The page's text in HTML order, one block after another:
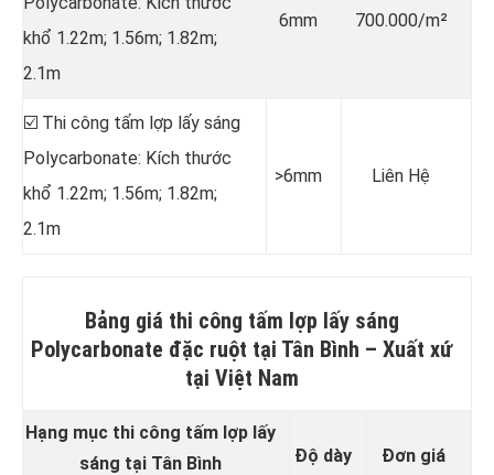
khổ 1.22m; 1.56m; 1.82m;
2.1m
6mm 700.000/m²
☑️ Thi công tấm lợp lấy sáng
Polycarbonate: Kích thước
khổ 1.22m; 1.56m; 1.82m;
2.1m
>6mm Liên Hệ
Bảng giá thi công tấm lợp lấy sáng
Polycarbonate đặc ruột tại Tân Bình – Xuất xứ
tại Việt Nam
Hạng mục thi công tấm lợp lấy
sáng tại Tân Bình
Độ dày Đơn giá